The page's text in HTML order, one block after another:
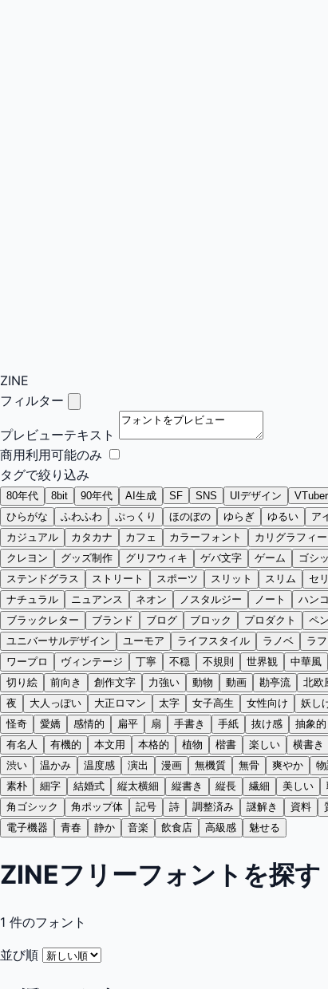
ZINE
フィルター
プレビューテキスト
商用利用可能のみ
タグで絞り込み
80年代 8bit 90年代 AI生成 SF SNS UIデザイン VTuber
ひらがな
ふわふわ ぷっくり ほのぼの ゆらぎ ゆるい ア
カジュアル
カタカナ カフェ カラーフォント カリグラフィー
クレヨン
グッズ制作 グリフウィキ ゲバ文字 ゲーム ゴシ
ステンドグラス
ストリート スポーツ スリット スリム セ
ナチュラル
ニュアンス ネオン ノスタルジー ノート ハンコ
ブラックレター
ブランド ブログ ブロック プロダクト ペ
ユニバーサルデザイン
ユーモア ライフスタイル ラノベ ラフ
ワープロ
ヴィンテージ 丁寧 不穏 不規則 世界観 中華風
切り絵
前向き 創作文字 力強い 動物 動画 勘亭流 北欧
夜
大人っぽい 大正ロマン 太字 女子高生 女性向け 妖し
怪奇
愛嬌 感情的 扁平 扇 手書き 手紙 抜け感 抽象的
有名人
有機的 本文用 本格的 植物 楷書 楽しい 横書き
渋い
温かみ 温度感 演出 漫画 無機質 無骨 爽やか
素朴
細字 結婚式 縦太横細 縦書き 縦長 繊細 美しい
角ゴシック
角ポップ体 記号 詩 調整済み 謎解き 資料
電子機器
青春 静か 音楽 飲食店 高級感 魅せる
ZINEフリーフォントを探す
1 件のフォント
並び順